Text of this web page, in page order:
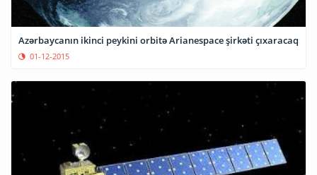
Azərbaycanın ikinci peykini orbitə Arianespace şirkəti çıxaracaq
01-12-2015